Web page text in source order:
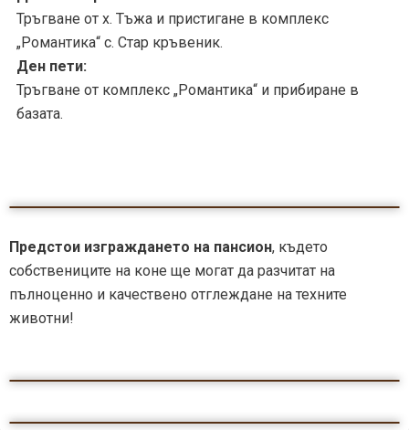
Тръгване от х. Тъжа и пристигане в комплекс
„Романтика“ с. Стар кръвеник.
Ден пети:
Тръгване от комплекс „Романтика“ и прибиране в
базата.
Предстои изграждането на пансион, където
собствениците на коне ще могат да разчитат на
пълноценно и качествено отглеждане на техните
животни!